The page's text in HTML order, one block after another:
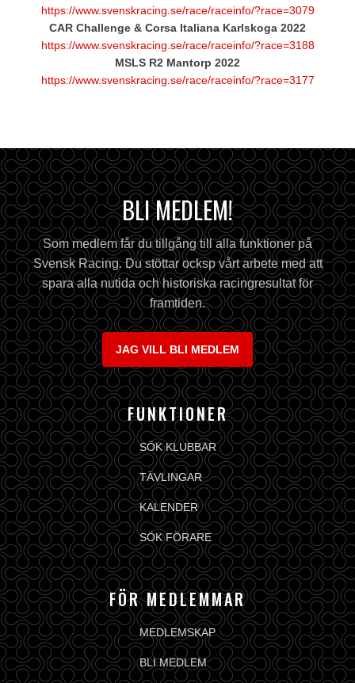
https://www.svenskracing.se/race/raceinfo/?race=3079
CAR Challenge & Corsa Italiana Karlskoga 2022
https://www.svenskracing.se/race/raceinfo/?race=3188
MSLS R2 Mantorp 2022
https://www.svenskracing.se/race/raceinfo/?race=3177
BLI MEDLEM!
Som medlem får du tillgång till alla funktioner på
Svensk Racing. Du stöttar ocksp vårt arbete med att
spara alla nutida och historiska racingresultat för
framtiden.
JAG VILL BLI MEDLEM
FUNKTIONER
SÖK KLUBBAR
TÄVLINGAR
KALENDER
SÖK FÖRARE
FÖR MEDLEMMAR
MEDLEMSKAP
BLI MEDLEM